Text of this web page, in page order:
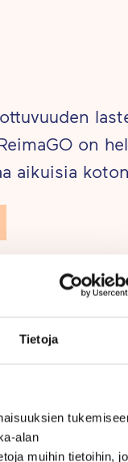
Tietoja
alan
muihin tietoihin,
on
aikuisia